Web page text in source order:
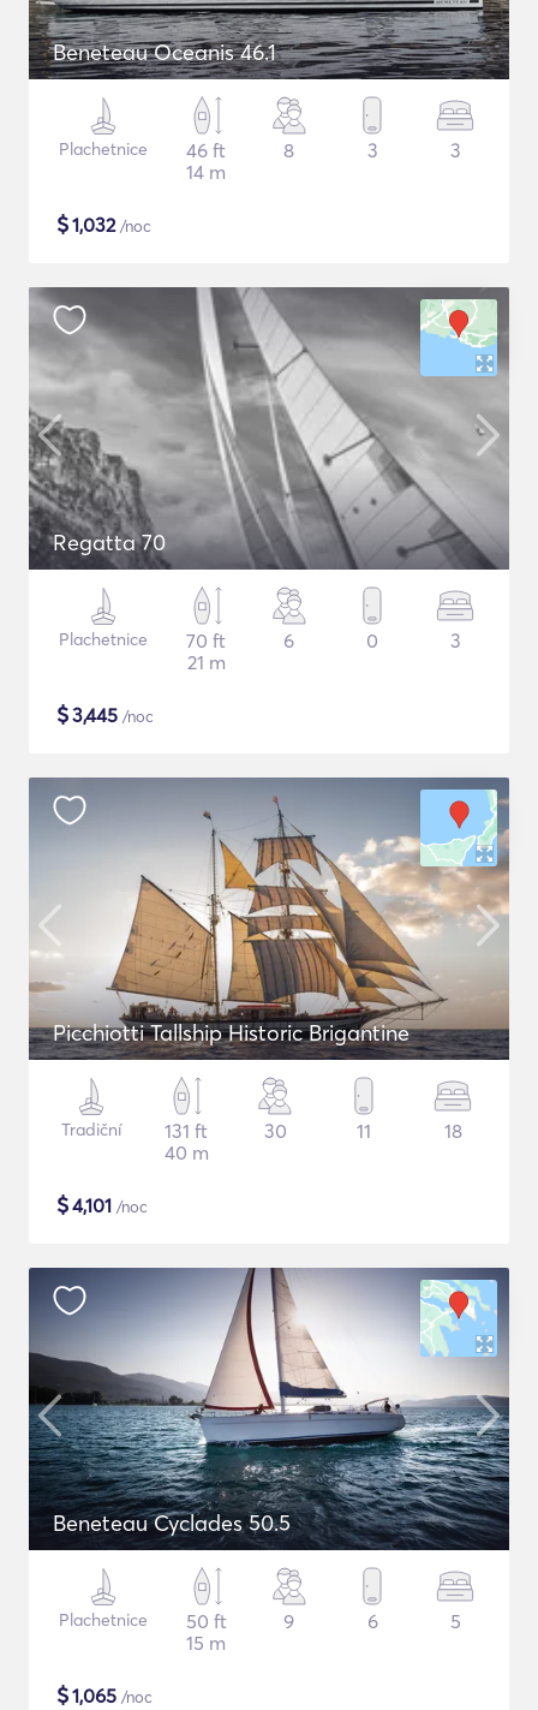
Beneteau Oceanis 46.1
Plachetnice
46 ft
14 m
8 3 3
$1,032/noc
Regatta 70
Plachetnice
70 ft
21 m
6 0 3
$3,445 /noc
Picchiotti Tallship Historic Brigantine
Tradiční
131 ft
40 m
30 11 18
$4,101 /noc
Beneteau Cyclades 50.5
Plachetnice
50 ft
15 m
9 6 5
$1,065 /noc